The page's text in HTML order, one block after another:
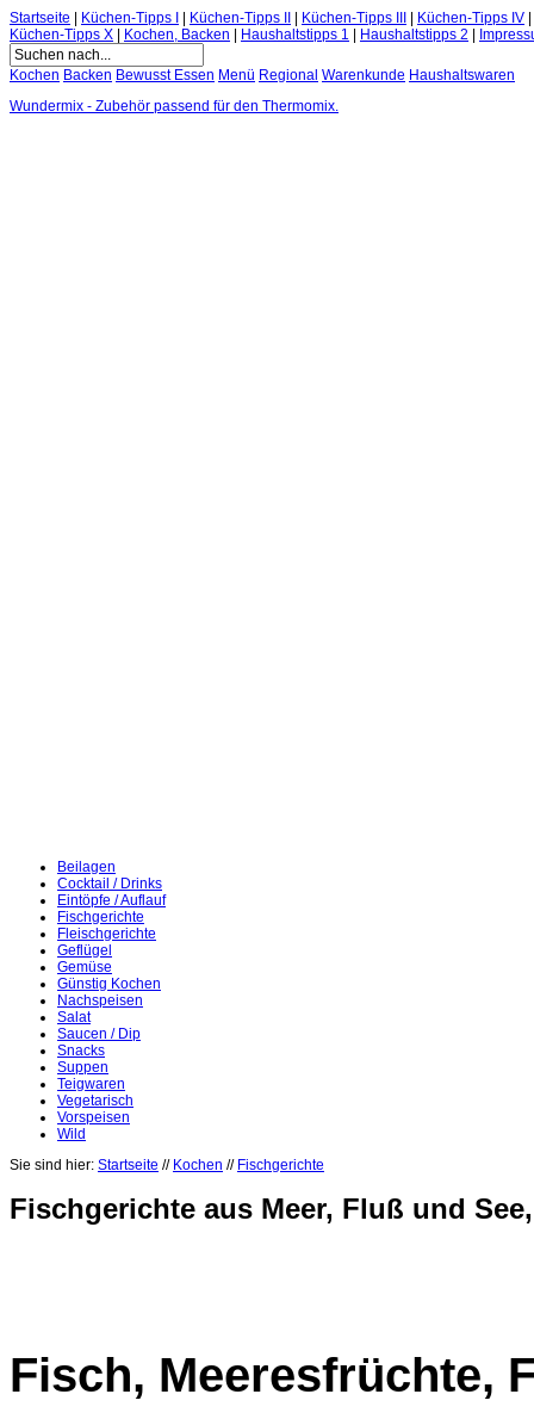
Startseite Küchen-Tipps I Küchen-Tipps II Küchen-Tipps III Küchen-Tipps IV
Küchen-Tipps X
Kochen, Backen Haushaltstipps 1 Haushaltstipps 2
Kochen Backen Bewusst Essen Menü Regional Warenkunde Haushaltswaren
Wundermix - Zubehör passend für den Thermomix.
Beilagen
Cocktail / Drinks
Eintöpfe / Auflauf
Fischgerichte
Fleischgerichte
Geflügel
Gemüse
Günstig Kochen
Nachspeisen
Salat
Saucen / Dip
Snacks
Suppen
Teigwaren
Vegetarisch
Vorspeisen
Wild
Sie sind hier: Startseite // Kochen // Fischgerichte
Fischgerichte aus Meer, Fluß und
Fisch, Meeresfrüchte,